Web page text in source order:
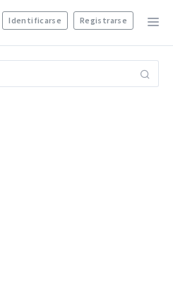
Identificarse Registrarse